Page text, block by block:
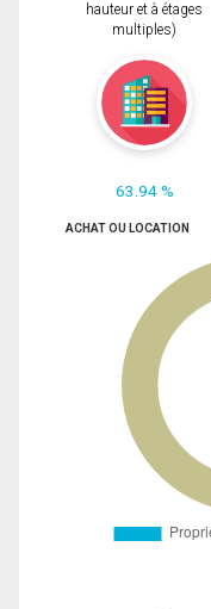
hauteur et à étages
multiples)
63.94 %
ACHAT OU LOCATION